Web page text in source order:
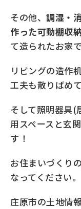
その他、調湿・
作った可動棚収
て造られたお家で
リビングの造作
工夫も散りばめ
そして照明器具(
用スペースと玄
す！
お住まいづくり
なってください。
庄原市の土地情